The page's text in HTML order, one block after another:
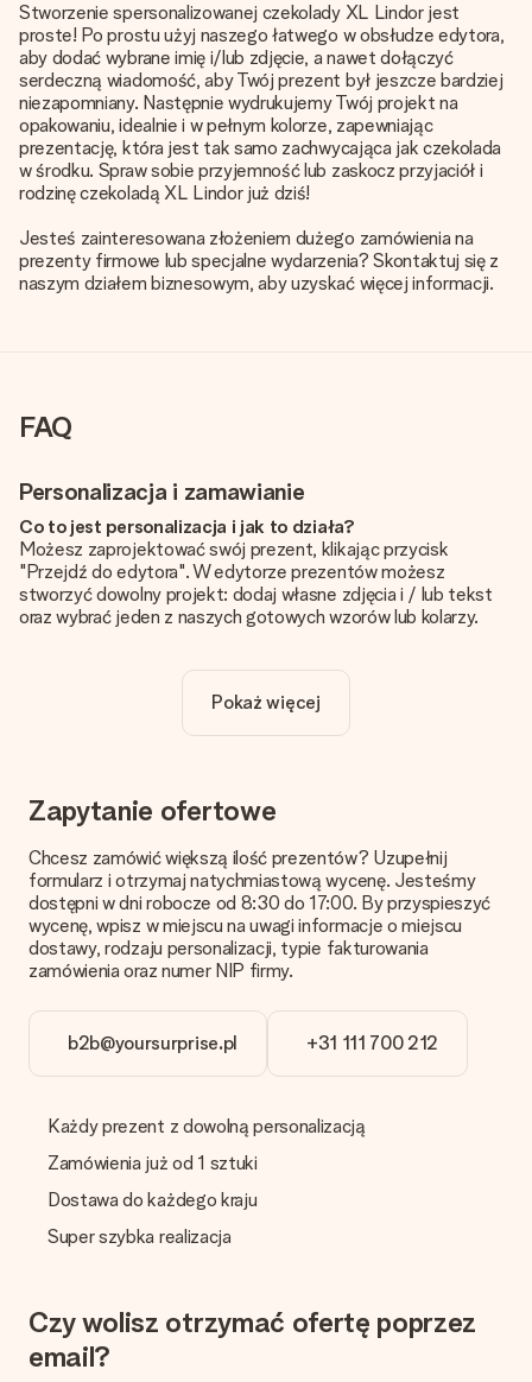
Stworzenie spersonalizowanej czekolady XL Lindor jest
proste! Po prostu użyj naszego łatwego w obsłudze edytora,
aby dodać wybrane imię i/lub zdjęcie, a nawet dołączyć
serdeczną wiadomość, aby Twój prezent był jeszcze bardziej
niezapomniany. Następnie wydrukujemy Twój projekt na
opakowaniu, idealnie i w pełnym kolorze, zapewniając
prezentację, która jest tak samo zachwycająca jak czekolada
w środku. Spraw sobie przyjemność lub zaskocz przyjaciół i
rodzinę czekoladą XL Lindor już dziś!
Jesteś zainteresowana złożeniem dużego zamówienia na
prezenty firmowe lub specjalne wydarzenia? Skontaktuj się z
naszym działem biznesowym, aby uzyskać więcej informacji.
FAQ
Personalizacja i zamawianie
Co to jest personalizacja i jak to działa?
Możesz zaprojektować swój prezent, klikając przycisk
"Przejdź do edytora". W edytorze prezentów możesz
stworzyć dowolny projekt: dodaj własne zdjęcia i / lub tekst
oraz wybrać jeden z naszych gotowych wzorów lub kolarzy.
Cena podana na stronie internetowej obejmuje personalizację
Twojego prezentu - ilość zdjęć lub tekstów nie wpływa na
jakość?
Chcemy mieć pewność, że będziesz w pełni zadowolony ze
wysokiej jakości. Jeśli nie masz pewności co do jakości zdjęcia,
skontaktuj się z naszym działem obsługi klienta i dołącz
zdjęcie wraz z prezentem, który chcesz zamówić. Będą oni
mogli sprawdzić dla Ciebie jakość zdjęcia!
Format zdjęć?
zdjęcie lub grafikę w innym formacie i nie możesz sam go
zmienić skontaktuj się z nami, z chęcią pomożemy!
jest dostępna?
Czy szukasz konkretnego prezentu lub prezentu w
określonym kolorze, ale czy nie jest to wymienione na stronie
internetowej? Skontaktuj się z naszym działem obsługi
klienta!
Jak dodać kartę z życzeniami do mojego prezentu?
wiadomość na darmowym bileciku, więc odbiorca będzie
wiedział dokładnie, komu podziękować za tę cudowną
niespodziankę.
Pokaż więcej
Zapytanie ofertowe
Chcesz zamówić większą ilość prezentów? Uzupełnij
formularz i otrzymaj natychmiastową wycenę. Jesteśmy
dostępni w dni robocze od 8:30 do 17:00. By przyspieszyć
wycenę, wpisz w miejscu na uwagi informacje o miejscu
dostawy, rodzaju personalizacji, typie fakturowania
zamówienia oraz numer NIP firmy.
b2b@yoursurprise.pl +31 111 700 212
Każdy prezent z dowolną personalizacją
Zamówienia już od 1 sztuki
Dostawa do każdego kraju
Super szybka realizacja
Czy wolisz otrzymać ofertę poprzez
email?